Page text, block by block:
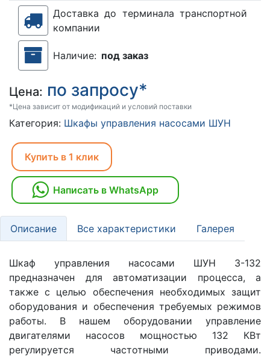
Доставка до терминала транспортной
компании
Наличие: под заказ
Цена: по запросу*
*Цена зависит от модификаций и условий поставки
Категория: Шкафы управления насосами ШУН
Купить в 1 клик
Написать в WhatsApp
Описание Все характеристики Галерея
Шкаф управления насосами ШУН 3-132
предназначен для автоматизации процесса, а
также с целью обеспечения необходимых защит
оборудования и обеспечения требуемых режимов
работы. В нашем оборудовании управление
двигателями насосов мощностью 132 КВт
регулируется частотными приводами.